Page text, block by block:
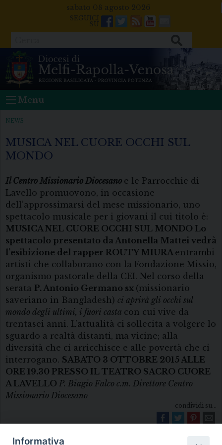
sabato 08 agosto 2026
Facebook
Twitter
FeedsYoutube
Mail
Menu
NEWS
MUSICA NEL CUORE OCCHI SUL
MONDO
Il Centro Missionario Diocesano e le Parrocchie di
Lavello promuovono, in occasione
dell’approssimarsi del mese missionario, uno
spettacolo musicale per i giovani il cui titolo è:
MUSICA NEL CUORE OCCHI SUL MONDO Lo
spettacolo presentato da Antonella Mattei vedrà
l’esibizione del rapper ROUTY MIURA entrambi
artisti che collaborano con la Fondazione Missio,
organismo pastorale della CEI. Nel corso della
serata P. Antonio Germano sx (missionario
saveriano in Bangladesh) ci aprirà gli occhi sul
mondo degli ultimi, i fuori casta con cui vive da
trentasei anni. L’attualità ci sollecita a volgere lo
sguardo a realtà distanti, ma vicine; alla
diversità che ci arricchisce e alle povertà che ci
interrogano. SABATO 3 OTTOBRE 2015 ALLE
ORE 19.30 PRESSO IL TEATRO SACRO CUORE
A LAVELLO P. Biagio Falco c.m. Direttore Centro
Missionario Diocesano
condividi su...
Informativa